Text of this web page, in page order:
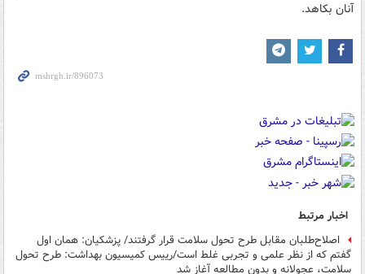
آنان بکاهد.
اخبار مرتبط
اصلاح‌طلبان مقابل طرح تحول سلامت قرار گرفتند/ پزشکیان: همان اول
گفتم که از نظر علمی و تجربی غلط است/رییس کمیسیون بهداشت: طرح تحول
سلامت، عجولانه و بدون مطالعه آغاز شد